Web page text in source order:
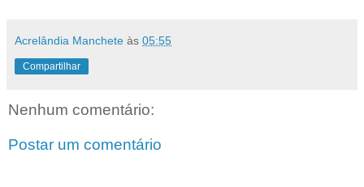
Acrelândia Manchete às 05:55
Compartilhar
Nenhum comentário:
Postar um comentário